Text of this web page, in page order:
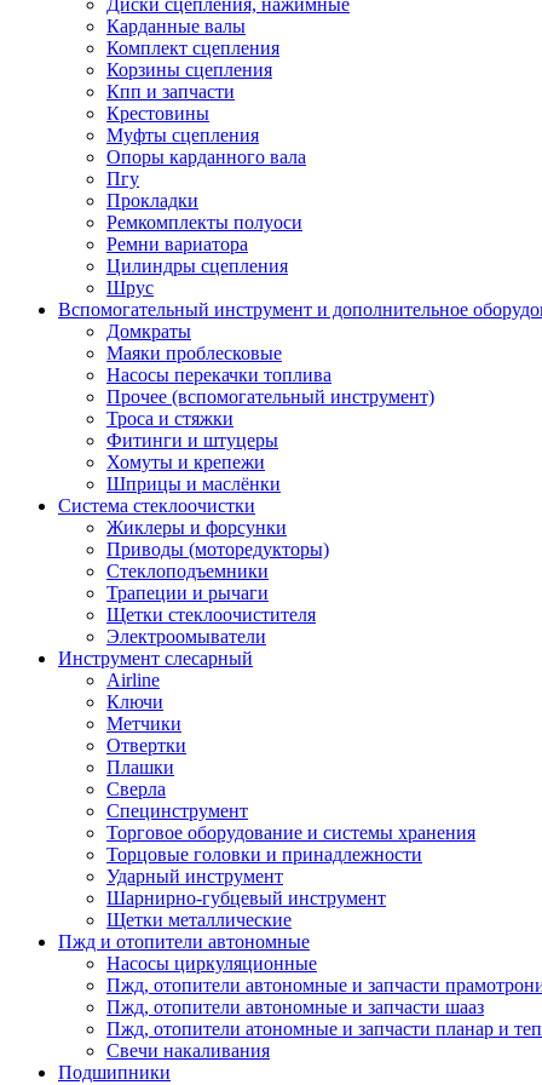
Диски сцепления, нажимные
Карданные валы
Комплект сцепления
Корзины сцепления
Кпп и запчасти
Крестовины
Муфты сцепления
Опоры карданного вала
Пгу
Прокладки
Ремкомплекты полуоси
Ремни вариатора
Цилиндры сцепления
Шрус
Вспомогательный инструмент и дополнительное
Домкраты
Маяки проблесковые
Насосы перекачки топлива
Прочее (вспомогательный инструмент)
Троса и стяжки
Фитинги и штуцеры
Хомуты и крепежи
Шприцы и маслёнки
Система стеклоочистки
Жиклеры и форсунки
Приводы (моторедукторы)
Стеклоподъемники
Трапеции и рычаги
Щетки стеклоочистителя
Электроомыватели
Инструмент слесарный
Airline
Ключи
Метчики
Отвертки
Плашки
Сверла
Специнструмент
Торговое оборудование и системы хранения
Торцовые головки и принадлежности
Ударный инструмент
Шарнирно-губцевый инструмент
Щетки металлические
Пжд и отопители автономные
Насосы циркуляционные
Пжд, отопители автономные и запчасти
Пжд, отопители автономные и запчасти шааз
Пжд, отопители атономные и запчасти планар и
Свечи накаливания
Подшипники